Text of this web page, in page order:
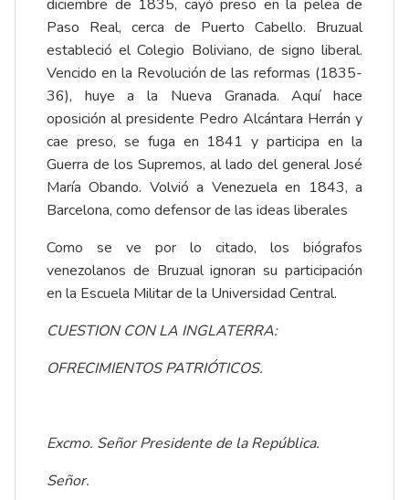
diciembre de 1835, cayó preso en la pelea de
Paso Real, cerca de Puerto Cabello. Bruzual
estableció el Colegio Boliviano, de signo liberal.
Vencido en la Revolución de las reformas (1835-
36), huye a la Nueva Granada. Aquí hace
oposición al presidente Pedro Alcántara Herrán y
cae preso, se fuga en 1841 y participa en la
Guerra de los Supremos, al lado del general José
María Obando. Volvió a Venezuela en 1843, a
Barcelona, como defensor de las ideas liberales
Como se ve por lo citado, los biógrafos
venezolanos de Bruzual ignoran su participación
en la Escuela Militar de la Universidad Central.
CUESTION CON LA INGLATERRA:
OFRECIMIENTOS PATRIÓTICOS.
Excmo. Señor Presidente de la República.
Señor.